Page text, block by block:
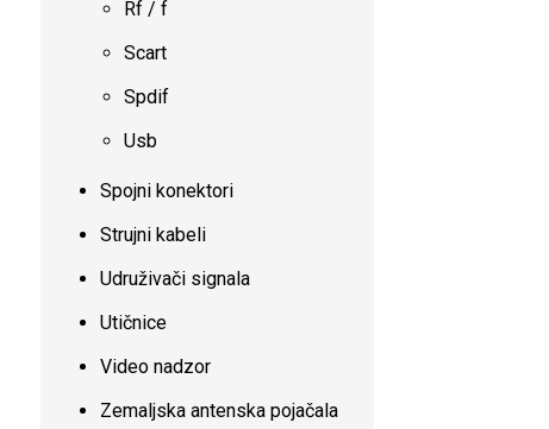
Rf / f
Scart
Spdif
Usb
Spojni konektori
Strujni kabeli
Udruživači signala
Utičnice
Video nadzor
Zemaljska antenska pojačala